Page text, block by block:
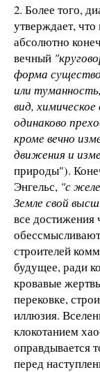
2. Более того,
утверждает,
абсолютно
вечный
форма
или
вид,
одинаково
кроме вечно
движения и
природы").
Энгельс, "с
Земле свой
все достижения
строителей
будущее, ради
кровавые
перековке,
иллюзия.
клокотанием
оправдывается
перед